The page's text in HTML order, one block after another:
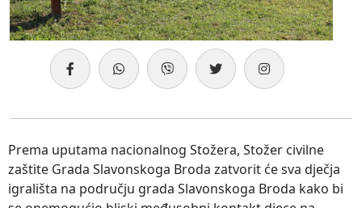
Prema uputama nacionalnog Stožera, Stožer civilne
zaštite Grada Slavonskoga Broda zatvorit će sva dječja
igrališta na području grada Slavonskoga Broda kako bi